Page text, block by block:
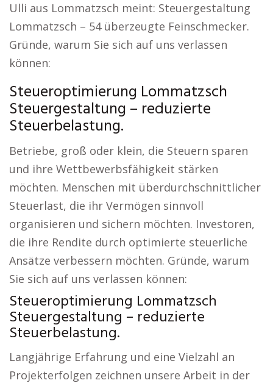
Ulli aus Lommatzsch meint: Steuergestaltung
Lommatzsch – 54 überzeugte Feinschmecker.
Gründe, warum Sie sich auf uns verlassen
können:
Steueroptimierung Lommatzsch
Steuergestaltung – reduzierte
Steuerbelastung.
Betriebe, groß oder klein, die Steuern sparen
und ihre Wettbewerbsfähigkeit stärken
möchten. Menschen mit überdurchschnittlicher
Steuerlast, die ihr Vermögen sinnvoll
organisieren und sichern möchten. Investoren,
die ihre Rendite durch optimierte steuerliche
Ansätze verbessern möchten. Gründe, warum
Sie sich auf uns verlassen können:
Steueroptimierung Lommatzsch
Steuergestaltung – reduzierte
Steuerbelastung.
Langjährige Erfahrung und eine Vielzahl an
Projekterfolgen zeichnen unsere Arbeit in der